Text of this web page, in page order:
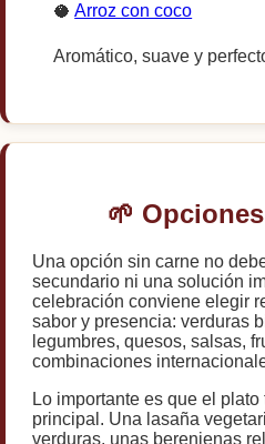
🥥Arroz con coco
Aromático, suave y
🌱
Una opción sin carne no
secundario ni una solución
celebración conviene elegir
sabor y presencia: verduras
legumbres, quesos, salsas,
combinaciones
Lo importante es que el
principal. Una lasaña
verduras, unas berenjenas